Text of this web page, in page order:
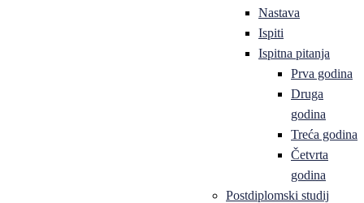
Nastava
Ispiti
Ispitna pitanja
Prva godina
Druga
godina
Treća godina
Četvrta
godina
Postdiplomski studij